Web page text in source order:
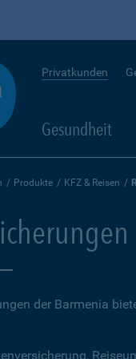
Privatkunden
Gesundheit
Produkte KFZ & Reisen
der Barmenia